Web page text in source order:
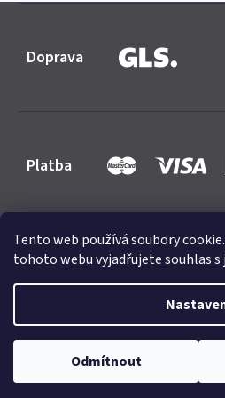
Tento web používá soubory
tohoto webu vyjadřujete souhlas
Odmítnout
Doprava
Platba
Shoptet |mime
Mercedes-
vyhrazena.Upravit
Odstoupit od smlouvy